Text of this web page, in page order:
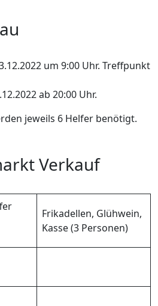
um 9:00 Uhr. Treffpunkt
ab 20:00 Uhr.
jeweils 6 Helfer benötigt.
Verkauf
Frikadellen, Glühwein,
Kasse (3 Personen)